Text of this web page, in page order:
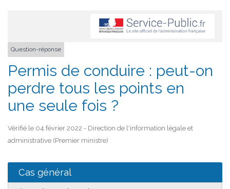
Question-réponse
Permis de conduire : peut-on
perdre tous les points en
une seule fois ?
Vérifié le 04 février 2022 - Direction de l'information légale et
administrative (Premier ministre)
Cas général